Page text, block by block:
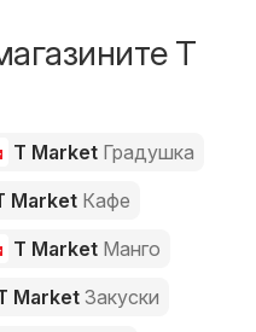
T
T Market Градушка
Market Кафе
T Market Манго
Market Закуски